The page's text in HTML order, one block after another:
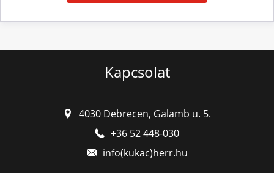
Kapcsolat
4030 Debrecen, Galamb u. 5.
+36 52 448-030